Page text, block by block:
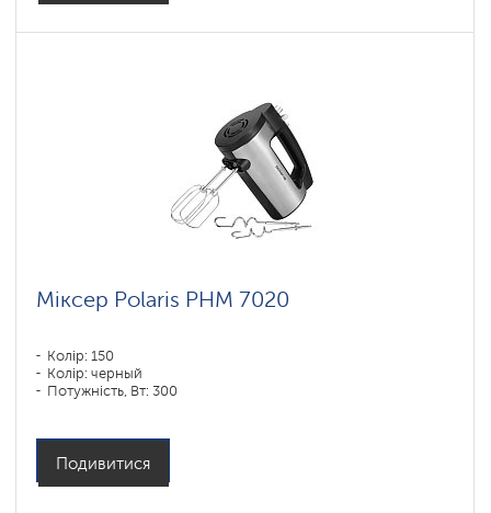
Міксер Polaris PHM 7020
Колір: 150
Колір: черный
Потужність, Вт: 300
Подивитися